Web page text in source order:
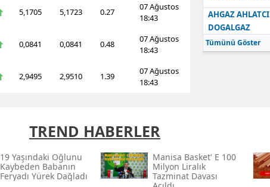
5,1705 5,1723 0.27
07 Ağustos
18:43
0,0841 0,0841 0.48
07 Ağustos
18:43
2,9495 2,9510 1.39
07 Ağustos
18:43
AHGAZ AHLATCI
DOGALGAZ
Tümünü Göster
TREND HABERLER
19 Yaşındaki Oğlunu
Kaybeden Babanın
Feryadı Yürek Dağladı
Manisa Basket' E 100
Milyon Liralık
Tazminat Davası